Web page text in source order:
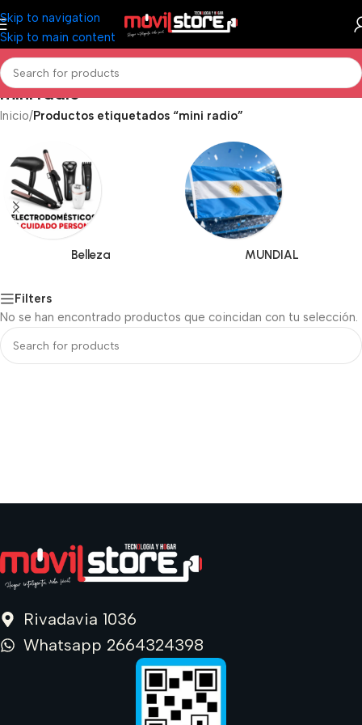
Skip to navigation
Skip to main content
mini radio
Inicio/Productos etiquetados “mini radio”
Belleza MUNDIAL
Filters
No se han encontrado productos que coincidan con tu selección.
Rivadavia 1036
Whatsapp 2664324398